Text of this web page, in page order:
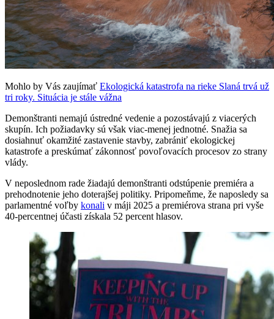
Mohlo by Vás zaujímať Ekologická katastrofa na rieke Slaná trvá už
tri roky. Situácia je stále vážna
Demonštranti nemajú ústredné vedenie a pozostávajú z viacerých
skupín. Ich požiadavky sú však viac-menej jednotné. Snažia sa
dosiahnuť okamžité zastavenie stavby, zabrániť ekologickej
katastrofe a preskúmať zákonnosť povoľovacích procesov zo strany
vlády.
V neposlednom rade žiadajú demonštranti odstúpenie premiéra a
prehodnotenie jeho doterajšej politiky. Pripomeňme, že naposledy sa
parlamentné voľby konali v máji 2025 a premiérova strana pri vyše
40-percentnej účasti získala 52 percent hlasov.